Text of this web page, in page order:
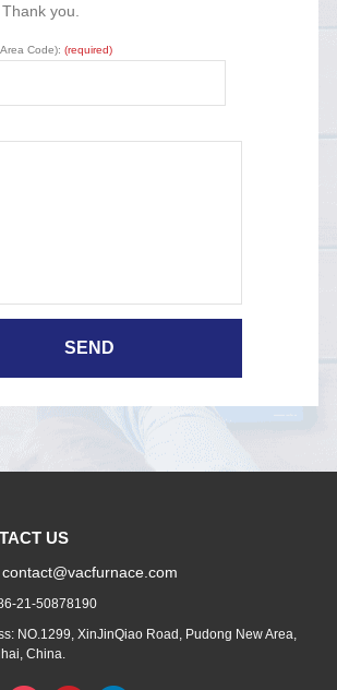
you.
Code): (required)
US
contact@vacfurnace.com
21-50878190
NO.1299, XinJinQiao Road, Pudong New Area,
China.